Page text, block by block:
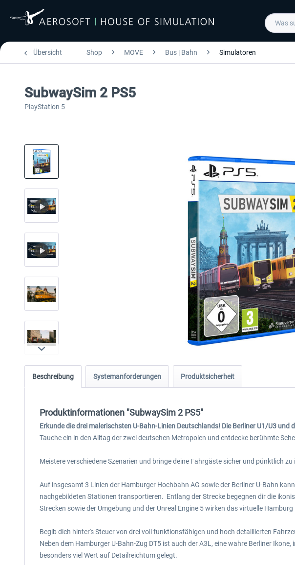
Übersicht Shop MOVE Bus | Bahn Simulatoren
SubwaySim 2 PS5
PlayStation 5
Beschreibung Systemanforderungen Produktsicherheit
Produktinformationen "SubwaySim 2 PS5"
Erkunde die drei malerischsten U-Bahn-Linien Deutschlands! Die Berliner U1/U3 und
Tauche ein in den Alltag der zwei deutschen Metropolen und entdecke berühmte
Meistere verschiedene Szenarien und bringe deine Fahrgäste sicher und pünktlich
Auf insgesamt 3 Linien der Hamburger Hochbahn AG sowie der Berliner U-Bahn
nachgebildeten Stationen transportieren. Entlang der Strecke begegnen dir die
Strecken sowie der Umgebung und der Unreal Engine 5 wirken das virtuelle
Begib dich hinter's Steuer von drei voll funktionsfähigen und hoch detaillierten
Neben dem Hamburger U-Bahn-Zug DT5 ist auch der A3L, eine wahre Berliner
besonders viel Wert auf Detailreichtum gelegt.